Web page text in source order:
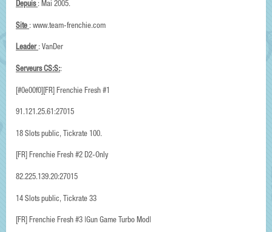
Depuis : Mai 2005.
Site : www.team-frenchie.com
Leader : VanDer
Serveurs CS:S::
[#0e00f0][FR] Frenchie Fresh #1
91.121.25.61:27015
18 Slots public, Tickrate 100.
[FR] Frenchie Fresh #2 D2-Only
82.225.139.20:27015
14 Slots public, Tickrate 33
[FR] Frenchie Fresh #3 |Gun Game Turbo Mod|